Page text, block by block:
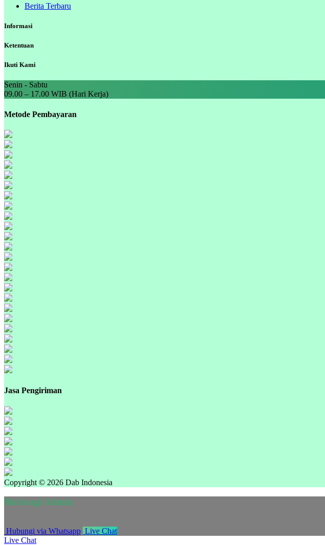
Berita Terbaru
Informasi
Ketentuan
Ikuti Kami
Senin - Sabtu
09.00 – 17.00 WIB (Hari Kerja)
Metode Pembayaran
Jasa Pengiriman
Copyright © 2026 Dab Indonesia
Hubungi Admin
Hubungi via Whatsapp Live Chat
Live Chat